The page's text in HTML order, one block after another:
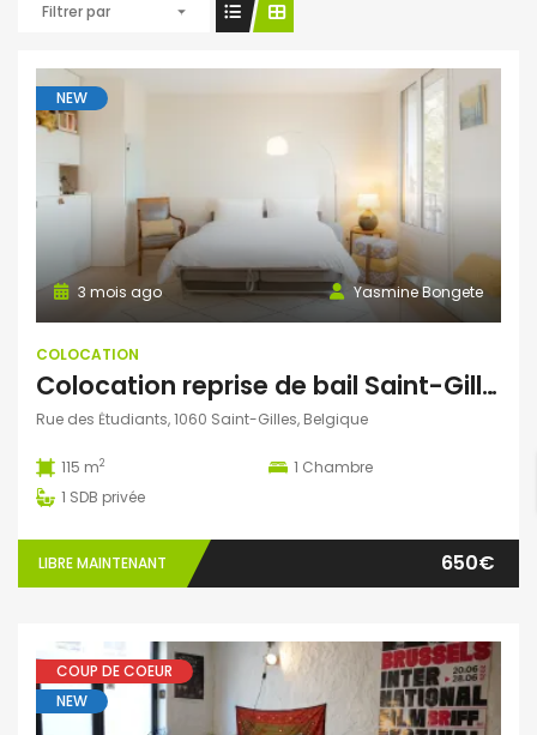
Filtrer par
NEW
Yasmine Bongete
3 mois ago
COLOCATION
​Colocation reprise de bail Saint-Gilles Centre
Rue des Ėtudiants, 1060 Saint-Gilles, Belgique
115 m2 1 Chambre
1 SDB privée
LIBRE MAINTENANT 650€
COUP DE COEUR
NEW